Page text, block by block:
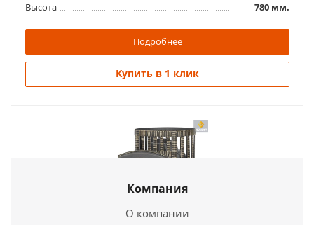
Высота
780 мм.
Подробнее
Купить в 1 клик
Компания
О компании